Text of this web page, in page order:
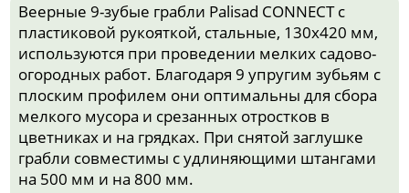
Веерные 9-зубые грабли Palisad CONNECT с
пластиковой рукояткой, стальные, 130х420 мм,
используются при проведении мелких садово-
огородных работ. Благодаря 9 упругим зубьям с
плоским профилем они оптимальны для сбора
мелкого мусора и срезанных отростков в
цветниках и на грядках. При снятой заглушке
грабли совместимы с удлиняющими штангами
на 500 мм и на 800 мм.